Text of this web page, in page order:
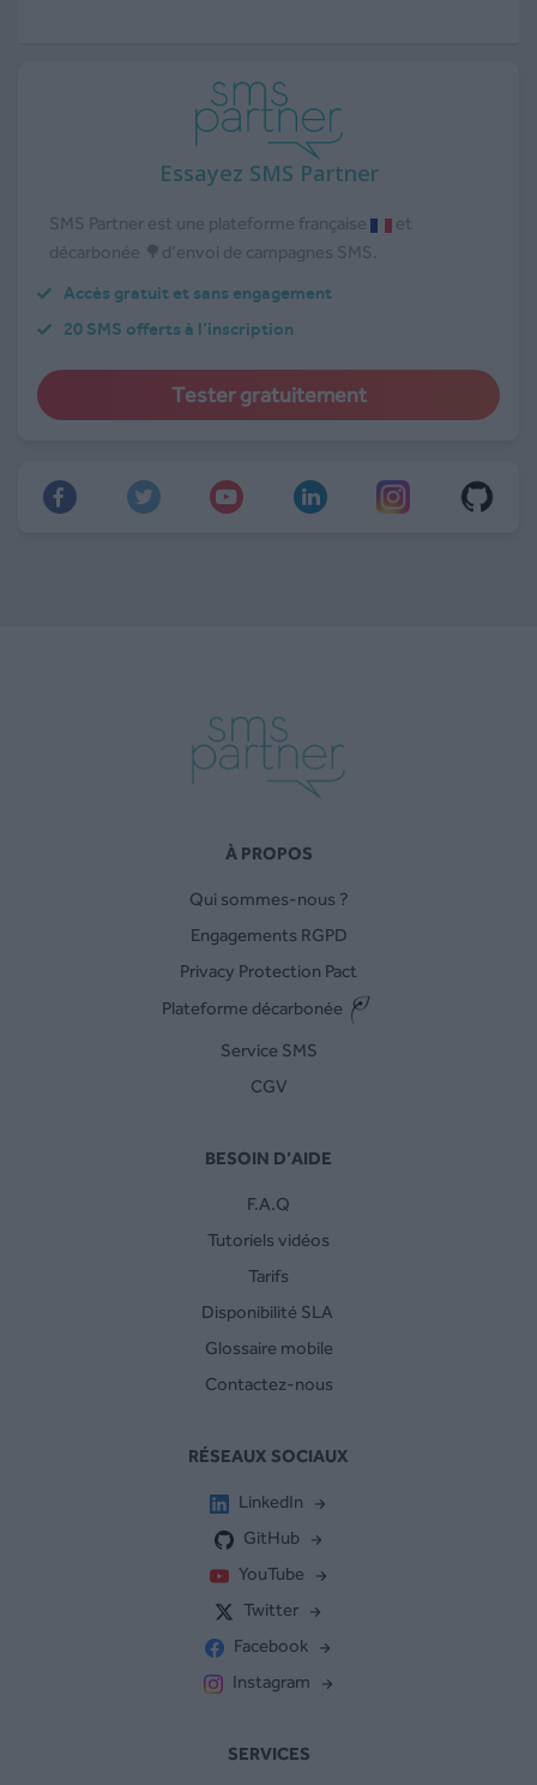
Essayez SMS Partner
SMS Partner est une plateforme française
et
décarbonée 🌳d’envoi de campagnes SMS.
Accès gratuit et sans engagement
20 SMS offerts à l’inscription
Tester gratuitement
À PROPOS
Qui sommes-nous ?
Engagements RGPD
Privacy Protection Pact
Plateforme décarbonée
Service SMS
CGV
BESOIN D’AIDE
F.A.Q
Tutoriels vidéos
Tarifs
Disponibilité SLA
Glossaire mobile
Contactez-nous
RÉSEAUX SOCIAUX
LinkedIn
GitHub
YouTube
Twitter
Facebook
Instagram
SERVICES